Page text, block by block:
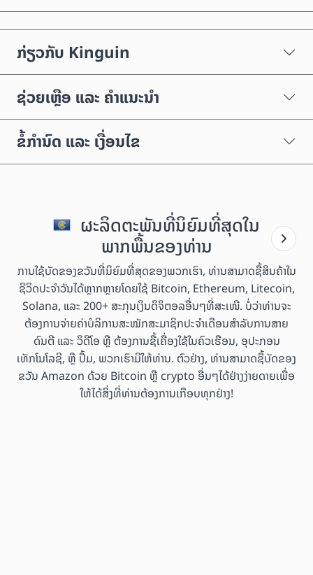
ກ່ຽວກັບ Kinguin
ຊ່ວຍເຫຼືອ ແລະ ຄຳແນະນຳ
ຂໍ້ກຳນົດ ແລະ ເງື່ອນໄຂ
ຜະລິດຕະພັນທີ່ນິຍົມທີ່ສຸດໃນ
ພາກພື້ນຂອງທ່ານ
ການໃຊ້ບັດຂອງຂວັນທີ່ນິຍົມທີ່ສຸດຂອງພວກເຮົາ, ທ່ານສາມາດຊື້ສິນຄ້າໃນ
ຊີວິດປະຈຳວັນໄດ້ຫຼາກຫຼາຍໂດຍໃຊ້ Bitcoin, Ethereum, Litecoin,
Solana, ແລະ 200+ ສະກຸນເງິນດິຈິຕອລອື່ນໆທີ່ສະເໜີ. ບໍ່ວ່າທ່ານຈະ
ຕ້ອງການຈ່າຍຄ່າບໍລິການສະໝັກສະມາຊິກປະຈຳເດືອນສຳລັບການສາຍ
ດົນຕີ ແລະ ວິດີໂອ ຫຼື ຕ້ອງການຊື້ເຄື່ອງໃຊ້ໃນຄົວເຮືອນ, ອຸປະກອນ
ເທັກໂນໂລຊີ, ຫຼື ປຶ້ມ, ພວກເຮົາມີໃຫ້ທ່ານ. ຕົວຢ່າງ, ທ່ານສາມາດຊື້ບັດຂອງ
ຂວັນ Amazon ດ້ວຍ Bitcoin ຫຼື crypto ອື່ນໆໄດ້ຢ່າງງ່າຍດາຍເພື່ອ
ໃຫ້ໄດ້ສິ່ງທີ່ທ່ານຕ້ອງການເກືອບທຸກຢ່າງ!